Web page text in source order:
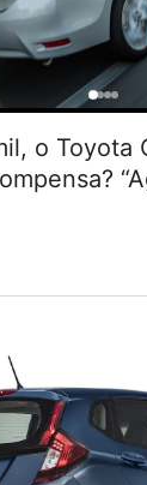
o Toyota